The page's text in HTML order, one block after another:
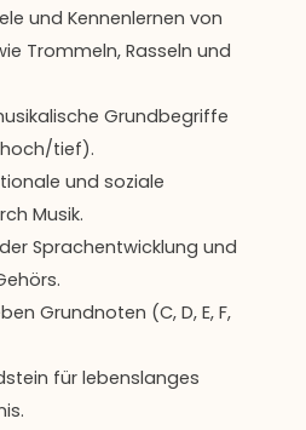
und Kennenlernen von
Trommeln, Rasseln und
Grundbegriffe
hoch/tief).
und soziale
Musik.
Sprachentwicklung und
Grundnoten (C, D, E, F,
für lebenslanges